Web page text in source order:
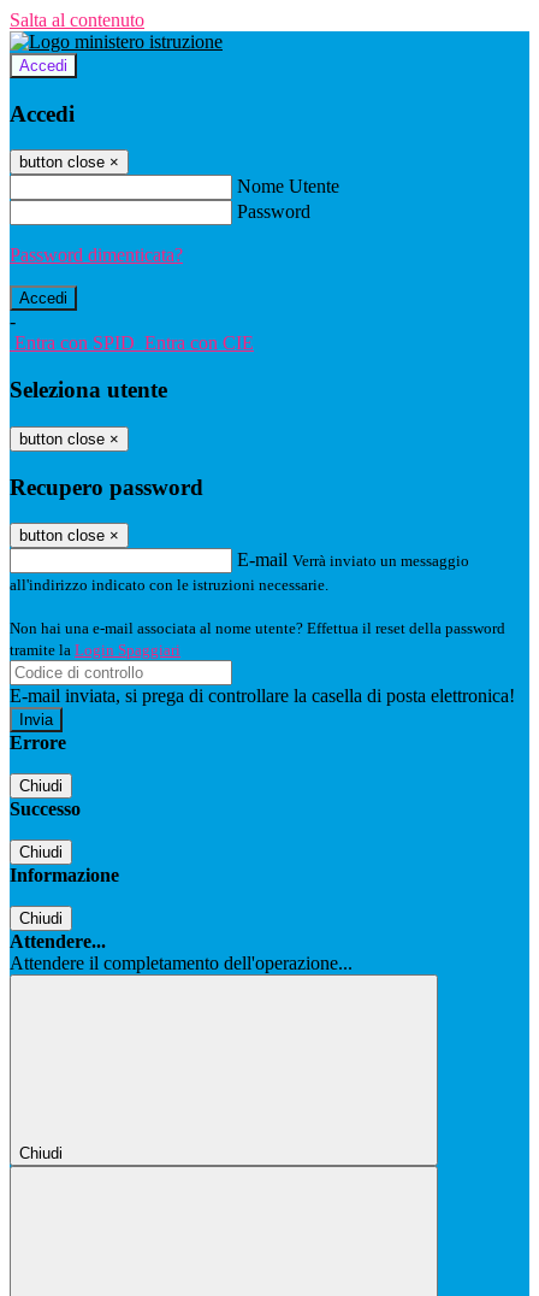
Salta al contenuto
Accedi
Accedi
button close ×
Nome Utente
Password
Password dimenticata?
-
Entra con SPID Entra con CIE
Seleziona utente
button close ×
Recupero password
button close ×
E-mail Verrà inviato un messaggio
all'indirizzo indicato con le istruzioni necessarie.
Non hai una e-mail associata al nome utente? Effettua il reset della password
tramite la Login Spaggiari
E-mail inviata, si prega di controllare la casella di posta elettronica!
Errore
Chiudi
Successo
Chiudi
Informazione
Chiudi
Attendere...
Attendere il completamento dell'operazione...
Chiudi